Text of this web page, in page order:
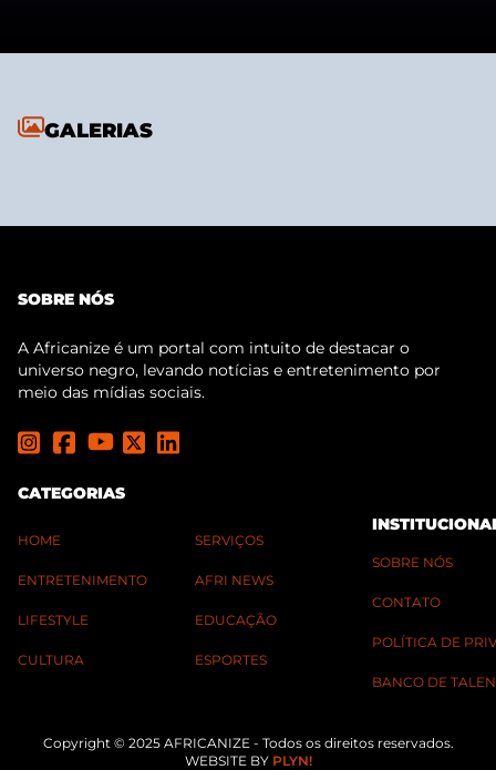
GALERIAS
SOBRE NÓS
A Africanize é um portal com intuito de destacar o
universo negro, levando notícias e entretenimento por
meio das mídias sociais.
CATEGORIAS
HOME
ENTRETENIMENTO
LIFESTYLE
CULTURA
SERVIÇOS
AFRI NEWS
EDUCAÇÃO
ESPORTES
SOBRE NÓS
CONTATO
POLÍTICA DE
BANCO DE
Copyright © 2025 AFRICANIZE - Todos os direitos reservados.
WEBSITE BY PLYN!